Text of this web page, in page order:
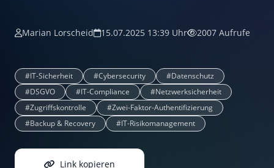
Marian Lorscheid 15.07.2025 13:39 Uhr 2007 Aufrufe
#IT-Sicherheit #Cybersecurity
#Datenschutz
#DSGVO
#IT-Compliance
#Netzwerksicherheit
#Zugriffskontrolle
#Zwei-Faktor-Authentifizierung
#Backup & Recovery
#IT-Risikomanagement
Link kopieren